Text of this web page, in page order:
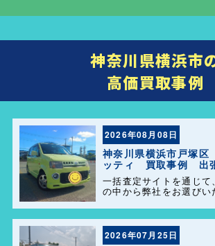
神奈川県横浜市
高価買取事例
2026年08月08日
神奈川県横浜市戸塚
ッティ 買取事例 出
ーカーズ港南店！
一括査定サイトを通じて
の中から弊社をお選びい
中古車査定・高価買取
地域密着だからこその
感を大切にしています。
2026年07月25日